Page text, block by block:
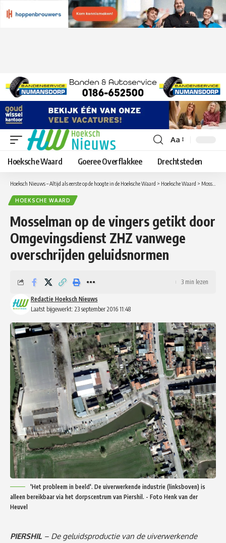
Lettergrootte
aanpassen
Aa
Hoeksche Waard Goeree Overflakkee Drechtsteden
Hoeksch Nieuws – Altijd als eerste op de hoogte in de Hoeksche Waard > Hoeksche Waard > Mosselman op de vingers getikt door Omgevingsdienst ZHZ vanwege overschrijden geluidsnormen
HOEKSCHE WAARD
Mosselman op de vingers getikt door
Omgevingsdienst ZHZ vanwege
overschrijden geluidsnormen
Laatst bijgewerkt: 23 september 2016 11:48
Redactie Hoeksch Nieuws
3 min lezen
'Het probleem in beeld'. De uiverwerkende industrie (linksboven) is
alleen bereikbaar via het dorpscentrum van Piershil. - Foto Henk van der
Heuvel
PIERSHIL – De geluidsproductie van de uiverwerkende